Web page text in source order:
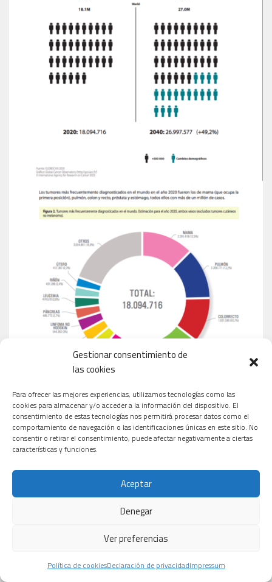
Gestionar consentimiento de
las cookies
Para ofrecer las mejores experiencias, utilizamos tecnologías como las
cookies para almacenar y/o acceder a la información del dispositivo. El
consentimiento de estas tecnologías nos permitirá procesar datos como el
comportamiento de navegación o las identificaciones únicas en este sitio. No
consentir o retirar el consentimiento, puede afectar negativamente a ciertas
características y funciones.
Aceptar
Denegar
Ver preferencias
Política de cookiesDeclaración de privacidadImpressum
MEDICAMENTOS MÁS VENDIDOS EN ESPAÑA